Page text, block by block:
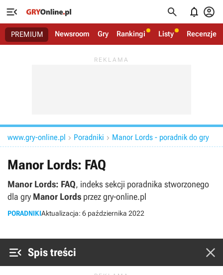
   
PREMIUM Newsroom Gry Rankingi Listy Recenzje
www.gry-online.pl  Poradniki  Manor Lords - poradnik do gry
Manor Lords: FAQ
Manor Lords: FAQ, indeks sekcji poradnika stworzonego
dla gry Manor Lords przez gry-online.pl
PORADNIKIAktualizacja: 6 października 2022
 Spis treści 